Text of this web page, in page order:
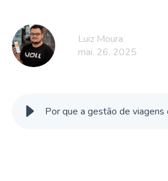
Luiz Moura
mai. 26, 2025